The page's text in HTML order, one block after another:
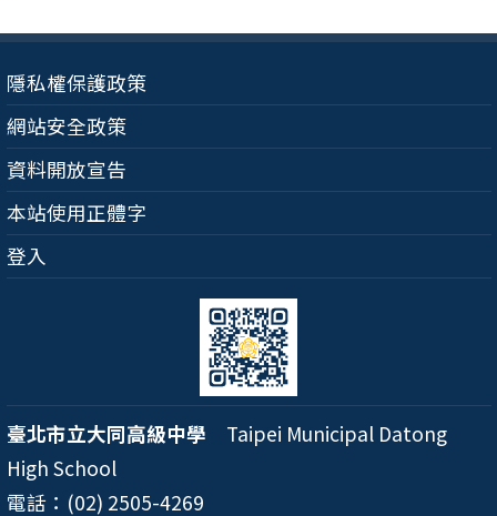
隱私權保護政策
網站安全政策
資料開放宣告
本站使用正體字
登入
臺北市立大同高級中學 Taipei Municipal Datong
High School
電話：(02) 2505-4269